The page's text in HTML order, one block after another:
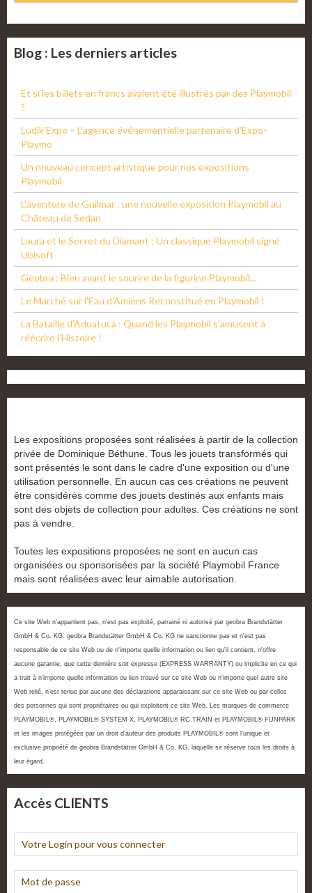
Blog : Les derniers articles
Et si les billets en francs avaient été illustrés par des Playmobil
?
Ludik'Expo – L'agence événementielle partenaire d'Expo-
Playmo
Un nouveau concept artistique pour nos expositions
Playmobil
L'aventure de Guilmar : une nouvelle exposition Playmobil au
Château de Sedan
Laura et le Secret du Diamant : Un classique Playmobil signé
Ubisoft
Geobra : Bien avant le sourire de la figurine Playmobil...
Le Marché sur l'Eau d'Amiens Reconstitué en Playmobil !
La Bataille d'Aduatuca : Quand les Playmobil s'amusent à
réécrire l'Histoire !
Les expositions proposées sont réalisées à partir de la collection
privée de Dominique Béthune. Tous les jouets transformés qui
sont présentés le sont dans le cadre d'une exposition ou d'une
utilisation personnelle. En aucun cas ces créations ne peuvent
être considérés comme des jouets destinés aux enfants mais
sont des objets de collection pour adultes. Ces créations ne sont
pas à vendre.
Toutes les expositions proposées ne sont en aucun cas
organisées ou sponsorisées par la société Playmobil France
mais sont réalisées avec leur aimable autorisation.
Ce site Web n'appartient pas, n'est pas exploité, parrainé ni autorisé par geobra Brandstätter
GmbH & Co. KG. geobra Brandstätter GmbH & Co. KG ne sanctionne pas et n'est pas
responsable de ce site Web ou de n'importe quelle information ou lien qu'il contient, n'offre
aucune garantie, que cette dernière soit expresse (EXPRESS WARRANTY) ou implicite en ce qui
a trait à n'importe quelle information ou lien trouvé sur ce site Web ou n'importe quel autre site
Web relié, n'est tenue par aucune des déclarations apparaissant sur ce site Web ou par celles
des personnes qui sont propriétaires ou qui exploitent ce site Web. Les marques de commerce
PLAYMOBIL®, PLAYMOBIL® SYSTEM X, PLAYMOBIL® RC TRAIN et PLAYMOBIL® FUNPARK
et les images protégées par un droit d'auteur des produits PLAYMOBIL® sont l'unique et
exclusive propriété de geobra Brandstätter GmbH & Co. KG, laquelle se réserve tous les droits à
leur égard.
Accès CLIENTS